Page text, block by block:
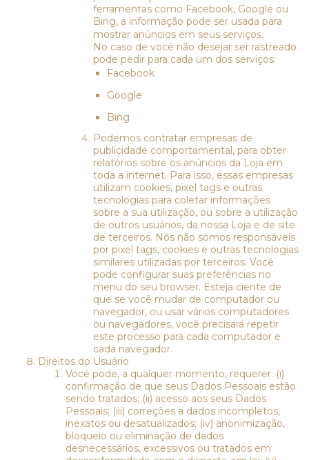
ferramentas como Facebook, Google ou
Bing, a informação pode ser usada para
mostrar anúncios em seus serviços.
No caso de você não desejar ser rastreado
pode pedir para cada um dos serviços:
Facebook
Google
Bing
Podemos contratar empresas de
publicidade comportamental, para obter
relatórios sobre os anúncios da Loja em
toda a internet. Para isso, essas empresas
utilizam cookies, pixel tags e outras
tecnologias para coletar informações
sobre a sua utilização, ou sobre a utilização
de outros usuários, da nossa Loja e de site
de terceiros. Nós não somos responsáveis
por pixel tags, cookies e outras tecnologias
similares utilizadas por terceiros. Você
pode configurar suas preferências no
menu do seu browser. Esteja ciente de
que se você mudar de computador ou
navegador, ou usar vários computadores
ou navegadores, você precisará repetir
este processo para cada computador e
cada navegador.
Direitos do Usuário
Você pode, a qualquer momento, requerer: (i)
confirmação de que seus Dados Pessoais estão
sendo tratados; (ii) acesso aos seus Dados
Pessoais; (iii) correções a dados incompletos,
inexatos ou desatualizados; (iv) anonimização,
bloqueio ou eliminação de dados
desnecessários, excessivos ou tratados em